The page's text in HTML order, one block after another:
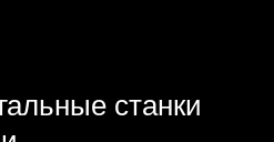
станки